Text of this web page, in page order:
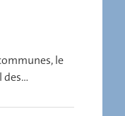
le